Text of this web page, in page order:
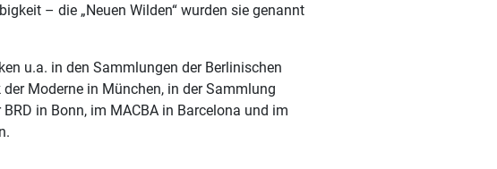
– die „Neuen Wilden“ wurden sie genannt
u.a. in den Sammlungen der Berlinischen
Moderne in München, in der Sammlung
in Bonn, im MACBA in Barcelona und im